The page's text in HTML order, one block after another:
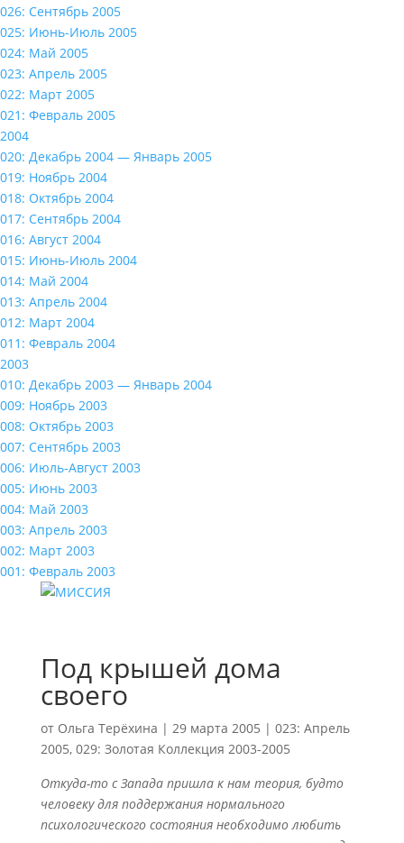
026: Сентябрь 2005
025: Июнь-Июль 2005
024: Май 2005
023: Апрель 2005
022: Март 2005
021: Февраль 2005
2004
020: Декабрь 2004 — Январь 2005
019: Ноябрь 2004
018: Октябрь 2004
017: Сентябрь 2004
016: Август 2004
015: Июнь-Июль 2004
014: Май 2004
013: Апрель 2004
012: Март 2004
011: Февраль 2004
2003
010: Декабрь 2003 — Январь 2004
009: Ноябрь 2003
008: Октябрь 2003
007: Сентябрь 2003
006: Июль-Август 2003
005: Июнь 2003
004: Май 2003
003: Апрель 2003
002: Март 2003
001: Февраль 2003
Под крышей дома
своего
от Ольга Терёхина | 29 марта 2005 | 023: Апрель
2005, 029: Золотая Коллекция 2003-2005
Откуда-то с Запада пришла к нам теория, будто
человеку для поддержания нормального
психологического состояния необходимо любить